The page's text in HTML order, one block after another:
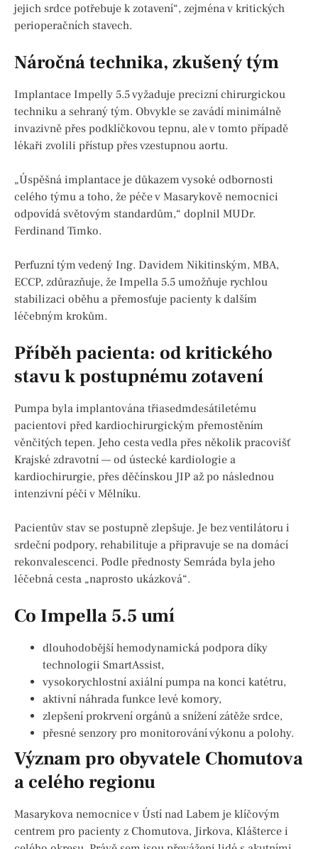
jejich srdce potřebuje k zotavení“, zejména v kritických
perioperačních stavech.
Náročná technika, zkušený tým
Implantace Impelly 5.5 vyžaduje precizní chirurgickou
techniku a sehraný tým. Obvykle se zavádí minimálně
invazivně přes podklíčkovou tepnu, ale v tomto případě
lékaři zvolili přístup přes vzestupnou aortu.
„Úspěšná implantace je důkazem vysoké odbornosti
celého týmu a toho, že péče v Masarykově nemocnici
odpovídá světovým standardům,“ doplnil MUDr.
Ferdinand Timko.
Perfuzní tým vedený Ing. Davidem Nikitinským, MBA,
ECCP, zdůrazňuje, že Impella 5.5 umožňuje rychlou
stabilizaci oběhu a přemosťuje pacienty k dalším
léčebným krokům.
Příběh pacienta: od kritického
stavu k postupnému zotavení
Pumpa byla implantována třiasedmdesátiletému
pacientovi před kardiochirurgickým přemostěním
věnčitých tepen. Jeho cesta vedla přes několik pracovišť
Krajské zdravotní — od ústecké kardiologie a
kardiochirurgie, přes děčínskou JIP až po následnou
intenzivní péči v Mělníku.
Pacientův stav se postupně zlepšuje. Je bez ventilátoru i
srdeční podpory, rehabilituje a připravuje se na domácí
rekonvalescenci. Podle přednosty Semráda byla jeho
léčebná cesta „naprosto ukázková“.
Co Impella 5.5 umí
dlouhodobější hemodynamická podpora díky
technologii SmartAssist,
vysokorychlostní axiální pumpa na konci katétru,
aktivní náhrada funkce levé komory,
zlepšení prokrvení orgánů a snížení zátěže srdce,
přesné senzory pro monitorování výkonu a polohy.
Význam pro obyvatele Chomutova
a celého regionu
Masarykova nemocnice v Ústí nad Labem je klíčovým
centrem pro pacienty z Chomutova, Jirkova, Klášterce i